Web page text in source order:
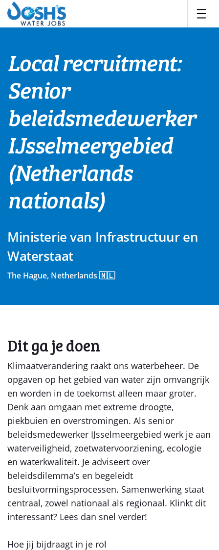
Skip
content
Local recruitment:
Senior
beleidsmedewerker
IJsselmeergebied
(Netherlands
nationals)
Ministerie van Infrastructuur en
Waterstaat
The Hague, Netherlands 🇳🇱
Dit ga je doen
Klimaatverandering raakt ons waterbeheer. De
opgaven op het gebied van water zijn omvangrijk
en worden in de toekomst alleen maar groter.
Denk aan omgaan met extreme droogte,
piekbuien en overstromingen. Als senior
beleidsmedewerker IJsselmeergebied werk je aan
waterveiligheid, zoetwatervoorziening, ecologie
en waterkwaliteit. Je adviseert over
beleidsdilemma’s en begeleidt
besluitvormingsprocessen. Samenwerking staat
centraal, zowel nationaal als regionaal. Klinkt dit
interessant? Lees dan snel verder!
Hoe jij bijdraagt in je rol